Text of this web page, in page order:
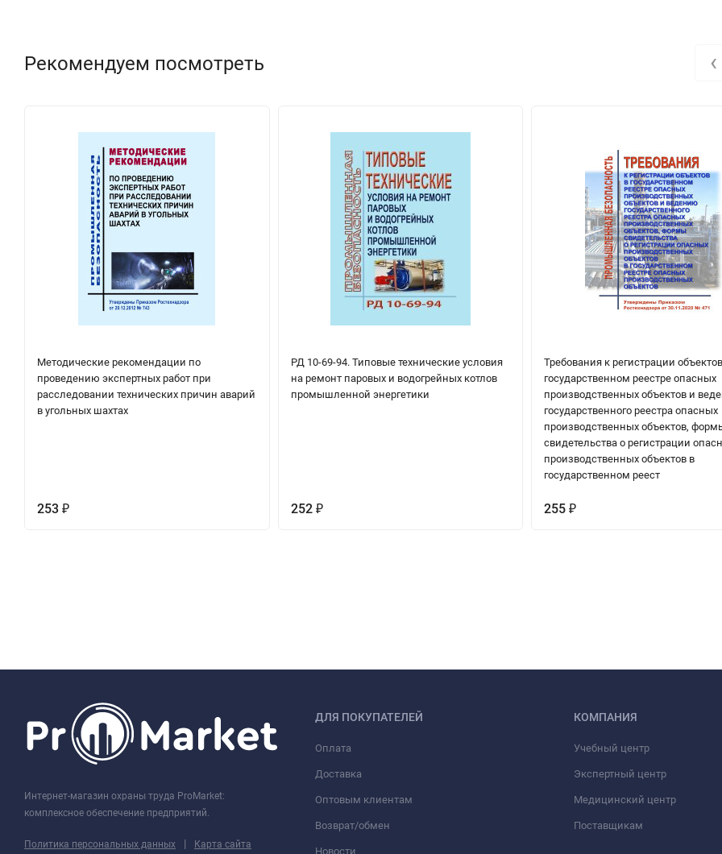
Рекомендуем посмотреть
Методические рекомендации по
проведению экспертных работ при
расследовании технических причин аварий
в угольных шахтах
253 ₽
РД 10-69-94. Типовые технические условия
на ремонт паровых и водогрейных котлов
промышленной энергетики
252 ₽
Требования к регистрации
государственном реестре опасных
производственных объектов и
государственного реестра опасных
производственных объектов,
свидетельства о регистрации
производственных объектов в
государственном реест
255₽
‹
Интернет-магазин охраны труда ProMarket:
комплексное обеспечение предприятий.
Политика персональных данных | Карта сайта
ДЛЯ ПОКУПАТЕЛЕЙ
Оплата
Доставка
Оптовым клиентам
Возврат/обмен
Новости
КОМПАНИЯ
Учебный центр
Экспертный центр
Медицинский центр
Поставщикам